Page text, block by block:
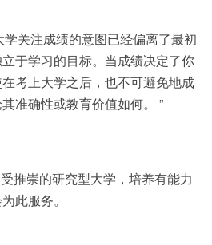
学关注成绩的意图已经偏离了最初
于学习的目标。当成绩决定了你
考上大学之后，也不可避免地成
准确性或教育价值如何。 ”
推崇的研究型大学，培养有能力
此服务。